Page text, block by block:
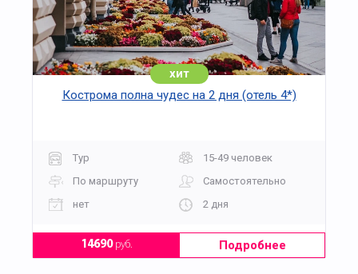
хит
Кострома полна чудес на 2 дня (отель 4*)
Тур
15-49 человек
По маршруту
Самостоятельно
нет
2 дня
14690руб. Подробнее